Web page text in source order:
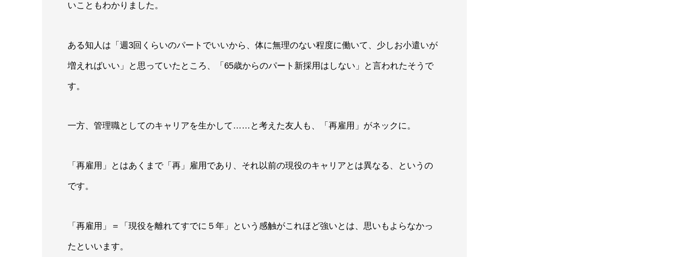
いこともわかりました。
ある知人は「週3回くらいのパートでいいから、体に無理のない程度に働いて、少しお小遣いが
増えればいい」と思っていたところ、「65歳からのパート新採用はしない」と言われたそうで
す。
一方、管理職としてのキャリアを生かして……と考えた友人も、「再雇用」がネックに。
「再雇用」とはあくまで「再」雇用であり、それ以前の現役のキャリアとは異なる、というの
です。
「再雇用」＝「現役を離れてすでに５年」という感触がこれほど強いとは、思いもよらなかっ
たといいます。